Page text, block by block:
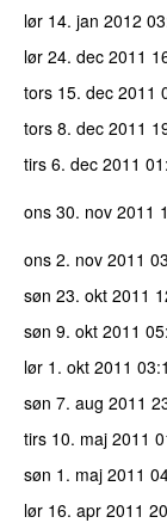
lør 14. jan 2012
lør 24. dec 2011
tors 15. dec 2011
tors 8. dec 2011
tirs 6. dec 2011
ons 30. nov 2011
ons 2. nov 2011
søn 23. okt 2011
søn 9. okt 2011
lør 1. okt 2011
søn 7. aug 2011
tirs 10. maj 2011
søn 1. maj 2011
lør 16. apr 2011